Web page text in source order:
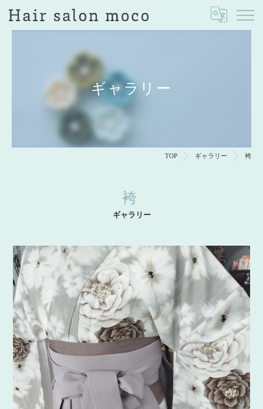
ギャラリー
TOP ギャラリー 袴
ギャラリー
袴